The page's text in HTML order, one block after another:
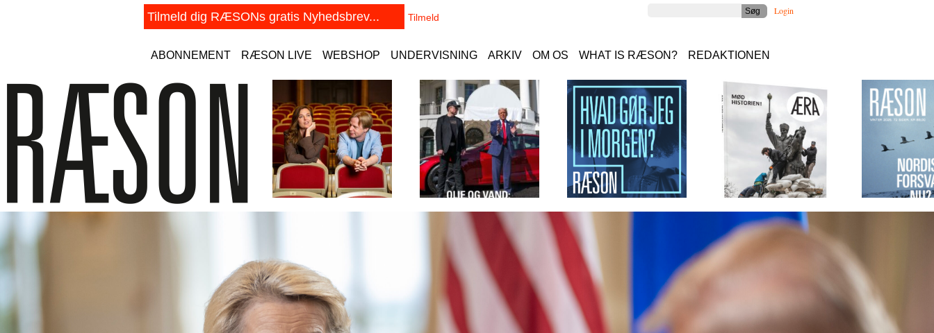
Login
ABONNEMENT RÆSON LIVE WEBSHOP UNDERVISNING ARKIV OM OS WHAT IS RÆSON? REDAKTIONEN